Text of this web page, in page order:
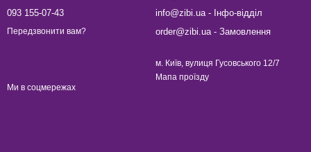
093 155-07-43
Передзвонити вам?
info@zibi.ua - Інфо-відділ
order@zibi.ua - Замовлення
м. Київ, вулиця Гусовського 12/7
Мапа проїзду
Ми в соцмережах